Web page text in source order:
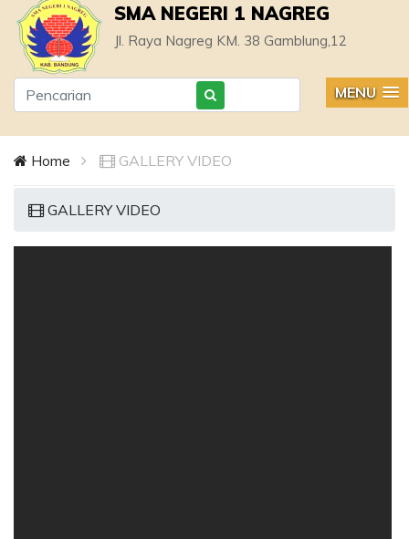
SMA NEGERI 1 NAGREG
Jl. Raya Nagreg KM. 38 Gamblung,12
MENU
Home GALLERY VIDEO
GALLERY VIDEO